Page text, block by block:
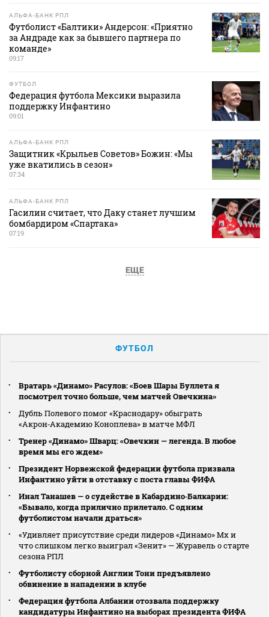
АЛЬФА-БАНК РПЛ
Футболист «Балтики» Андерсон: «Приятно
за Андраде как за бывшего партнера по
команде»
09:17
ФУТБОЛ
Федерация футбола Мексики выразила
поддержку Инфантино
09:01
АЛЬФА-БАНК РПЛ
Защитник «Крыльев Советов» Божин: «Мы
уже вкатились в сезон»
07:34
АЛЬФА-БАНК РПЛ
Гасилин считает, что Даку станет лучшим
бомбардиром «Спартака»
07:19
ЕЩЕ
ФУТБОЛ
Вратарь «Динамо» Расулов: «Боев Шары Буллета я
посмотрел точно больше, чем матчей Овечкина»
Дубль Полевого помог «Краснодару» обыграть
«Акрон‑Академию Коноплева» в матче МФЛ
Тренер «Динамо» Шварц: «Овечкин — легенда. В любое
время мы его ждем»
Президент Норвежской федерации футбола призвала
Инфантино уйти в отставку с поста главы ФИФА
Инал Танашев — о судействе в Кабардино‑Балкарии:
«Бывало, когда прилично прилетало. С одним
футболистом начали драться»
«Удивляет присутствие среди лидеров «Динамо» Мх и
что слишком легко выиграл «Зенит» — Журавель о старте
сезона РПЛ
Футболисту сборной Англии Тони предъявлено
обвинение в нападении в клубе
Федерация футбола Албании отозвала поддержку
кандидатуры Инфантино на выборах президента ФИФА